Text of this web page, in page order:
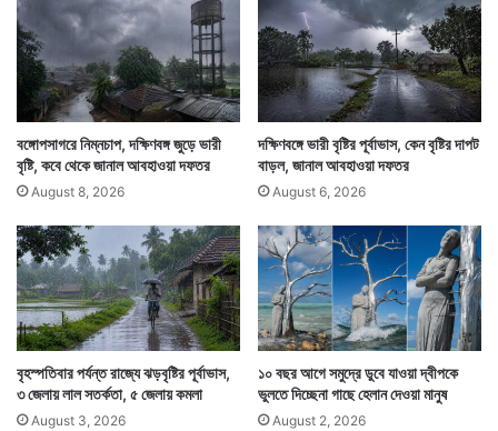
২০৫০ সালের আগে যদি গ্রিন হাউস গ্যাসের নির্গমন কিছুটা
কমানোও হয় তাহলেও কিন্তু এই বরফ গলা দেখতে হবে বিশ্বকে।
আর যদি এখন যেমন চলছে তেমন ভাবেই গ্রিন হাউস গ্যাস নির্গমন
চলতে থাকে তাহলে ২০৩০ থেকে ২০৪০ সালের মধ্যেই সেপ্টেম্বর
মাসে সুমেরু সাগরের সব বরফ গলে জল হয়ে যাবে।
স্য
ব
ল
ছে
ক
লে
স্মৃ
তি
তে
লে
ন
ব
উ
ড
তা
র
কা
অ
রু
ণা
ই
বঙ্গোপসাগরে নিম্নচাপ, দক্ষিণবঙ্গ জুড়ে ভারী
বৃষ্টি, কবে থেকে জানাল আবহাওয়া দফতর
August 8, 2026
দক্ষিণবঙ্গে ভারী বৃষ্টির পূর্বাভাস, কেন বৃষ্টির দাপট
বাড়ল, জানাল আবহাওয়া দফতর
August 6, 2026
বৃহস্পতিবার পর্যন্ত রাজ্যে ঝড়বৃষ্টির পূর্বাভাস,
৩ জেলায় লাল সতর্কতা, ৫ জেলায় কমলা
August 3, 2026
১০ বছর আগে সমুদ্রে ডুবে যাওয়া দ্বীপকে
ভুলতে দিচ্ছেনা গাছে হেলান দেওয়া মানুষ
August 2, 2026